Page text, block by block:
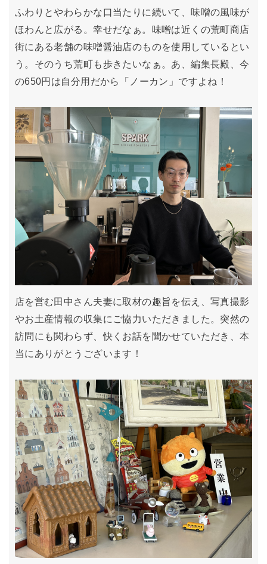
ふわりとやわらかな口当たりに続いて、味噌の風味が
ほわんと広がる。幸せだなぁ。味噌は近くの荒町商店
街にある老舗の味噌醤油店のものを使用しているとい
う。そのうち荒町も歩きたいなぁ。あ、編集長殿、今
の650円は自分用だから「ノーカン」ですよね！
店を営む田中さん夫妻に取材の趣旨を伝え、写真撮影
やお土産情報の収集にご協力いただきました。突然の
訪問にも関わらず、快くお話を聞かせていただき、本
当にありがとうございます！